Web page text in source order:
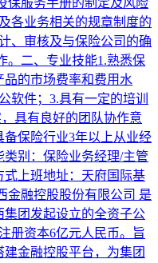
各业务相关的规章制度的
、审核及与保险公司的确
。二、专业技能1.熟悉保
品的市场费率和费用水
软件；3.具有一定的培训
具有良好的团队协作意
保险行业3年以上从业经
别：保险业务经理/主管
上班地址：天府国际基
金融控股股份有限公司 是
团发起设立的全资子公
册资本6亿元人民币。旨
金融控股平台，为集团